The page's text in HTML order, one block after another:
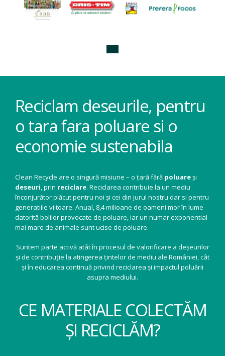
Reciclam deseurile, pentru
o tara fara poluare si o
economie sustenabila
Clean Recycle are o singură misiune – o țară fără poluareși
deseuri, prin reciclare. Reciclarea contribuie la un mediu
înconjurător plăcut pentru noi și cei din jurul nostru dar si pentru
generatiile viitoare. Anual, 8,4 milioane de oameni mor în lume
datorită bolilor provocate de poluare, iar un numar exponential
mai mare de animale sunt ucise de poluare.
Suntem parte activă atât în procesul de valorificare a deșeurilor
și de contribuție la atingerea țintelor de mediu ale României, cât
și în educarea continuă privind reciclarea și impactul poluării
asupra mediului.
CE MATERIALE COLECTĂM
ȘI RECICLĂM?